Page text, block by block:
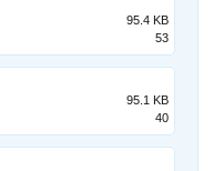
95.4 KB
53
95.1 KB
40